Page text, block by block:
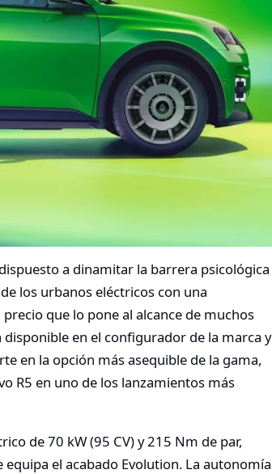
a dinamitar la barrera psicológica
los urbanos eléctricos con una
que lo pone al alcance de muchos
disponible en el configurador de la marca y
en la opción más asequible de la gama,
R5 en uno de los lanzamientos más
de 70 kW (95 CV) y 215 Nm de par,
el acabado Evolution. La autonomía